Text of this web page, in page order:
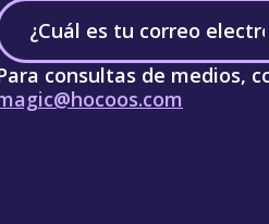
consultas de medios,